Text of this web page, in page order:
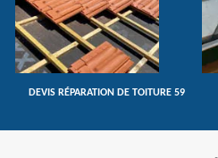
DEVIS RÉPARATION DE TOITURE 59